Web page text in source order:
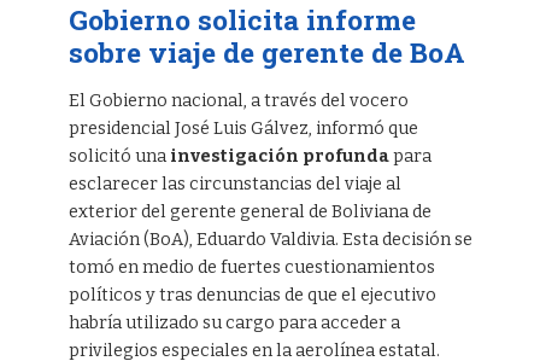
Gobierno solicita informe
sobre viaje de gerente de BoA
El Gobierno nacional, a través del vocero
presidencial José Luis Gálvez, informó que
solicitó una investigación profundapara
esclarecer las circunstancias del viaje al
exterior del gerente general de Boliviana de
Aviación (BoA), Eduardo Valdivia. Esta decisión se
tomó en medio de fuertes cuestionamientos
políticos y tras denuncias de que el ejecutivo
habría utilizado su cargo para acceder a
privilegios especiales en la aerolínea estatal.